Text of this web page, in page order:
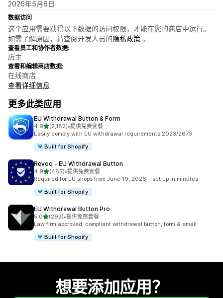
2026年5月6日
数据访问
这个应用需要获得以下数据的访问权限，才能在您的商店中运行。
如需了解原因，请查阅开发人员的隐私政策 。
查看员工和协作者数据:
店主
查看和编辑商店数据:
在线商店
查看详细信息
更多此类应用
EU Withdrawal Button & Form
4.9星（满分 5 星）
(2,182)
总共 2182 条评论
•提供免费套餐
Easily comply with EU withdrawal requirements 2023/2673
Built for Shopify
Revoq ‑ EU Withdrawal Button
4.9星（满分 5 星）
(485)
总共 485 条评论
•提供免费套餐
Required for EU shops from June 19, 2026 – set up in minutes.
Built for Shopify
EU Withdrawal Button Pro
5.0星（满分 5 星）
(293)
总共 293 条评论
•提供免费套餐
Law firm approved, compliant withdrawal button, form & email
Built for Shopify
想要添加应用？